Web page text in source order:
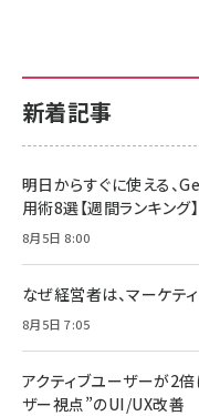
新着記事
明日からすぐに使える
用術8選【週間ランキング】
8月5日 8:00
なぜ経営者は、マーケテ
8月5日 7:05
アクティブユーザーが2
ザー視点”のUI/UX改善